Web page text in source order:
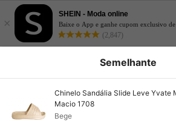
×
SHEIN - Moda online
Baixe o App e ganhe cupom exclusivo
(2,847)
Semelhante
Chinelo Sandália Slide Leve Yvate
Macio 1708
Bege